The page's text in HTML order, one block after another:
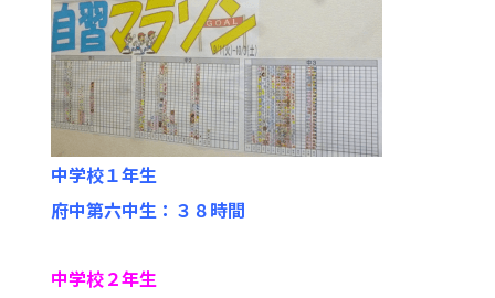
中学校１年生
府中第六中生：３８時間
中学校２年生